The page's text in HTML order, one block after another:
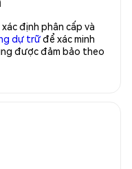
định phân cấp và
dự trữđể xác minh
được đảm bảo theo